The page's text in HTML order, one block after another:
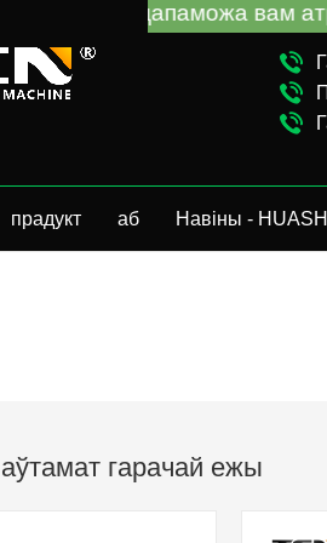
прадукт аб Навіны -
гарачай ежы
China дапаможа вам